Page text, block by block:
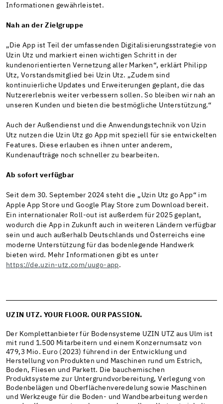
Informationen gewährleistet.
Nah an der Zielgruppe
„Die App ist Teil der umfassenden Digitalisierungsstrategie von
Uzin Utz und markiert einen wichtigen Schritt in der
kundenorientierten Vernetzung aller Marken“, erklärt Philipp
Utz, Vorstandsmitglied bei Uzin Utz. „Zudem sind
kontinuierliche Updates und Erweiterungen geplant, die das
Nutzererlebnis weiter verbessern sollen. So bleiben wir nah an
unseren Kunden und bieten die bestmögliche Unterstützung.“
Auch der Außendienst und die Anwendungstechnik von Uzin
Utz nutzen die Uzin Utz go App mit speziell für sie entwickelten
Features. Diese erlauben es ihnen unter anderem,
Kundenaufträge noch schneller zu bearbeiten.
Ab sofort verfügbar
Seit dem 30. September 2024 steht die „Uzin Utz go App“ im
Apple App Store und Google Play Store zum Download bereit.
Ein internationaler Roll-out ist außerdem für 2025 geplant,
wodurch die App in Zukunft auch in weiteren Ländern verfügbar
sein und auch außerhalb Deutschlands und Österreichs eine
moderne Unterstützung für das bodenlegende Handwerk
bieten wird. Mehr Informationen gibt es unter
https://de.uzin-utz.com/uugo-app.
UZIN UTZ. YOUR FLOOR. OUR PASSION.
Der Komplettanbieter für Bodensysteme UZIN UTZ aus Ulm ist
mit rund 1.500 Mitarbeitern und einem Konzernumsatz von
479,3 Mio. Euro (2023) führend in der Entwicklung und
Herstellung von Produkten und Maschinen rund um Estrich,
Boden, Fliesen und Parkett. Die bauchemischen
Produktsysteme zur Untergrundvorbereitung, Verlegung von
Bodenbelägen und Oberflächenveredelung sowie Maschinen
und Werkzeuge für die Boden- und Wandbearbeitung werden